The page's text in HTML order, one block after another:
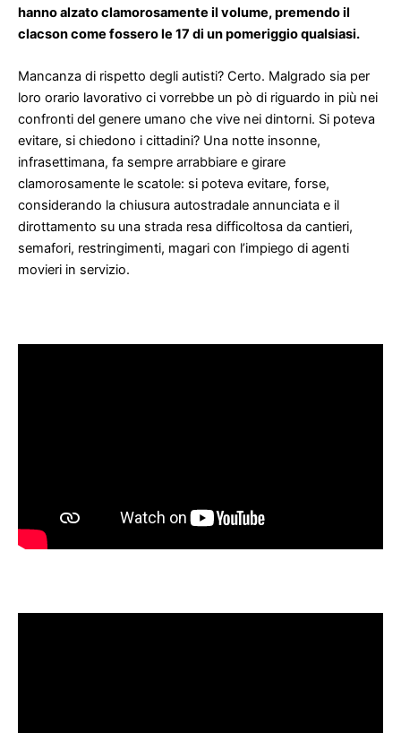
hanno alzato clamorosamente il volume, premendo il
clacson come fossero le 17 di un pomeriggio qualsiasi.
Mancanza di rispetto degli autisti? Certo. Malgrado sia per
loro orario lavorativo ci vorrebbe un pò di riguardo in più nei
confronti del genere umano che vive nei dintorni. Si poteva
evitare, si chiedono i cittadini? Una notte insonne,
infrasettimana, fa sempre arrabbiare e girare
clamorosamente le scatole: si poteva evitare, forse,
considerando la chiusura autostradale annunciata e il
dirottamento su una strada resa difficoltosa da cantieri,
semafori, restringimenti, magari con l’impiego di agenti
movieri in servizio.